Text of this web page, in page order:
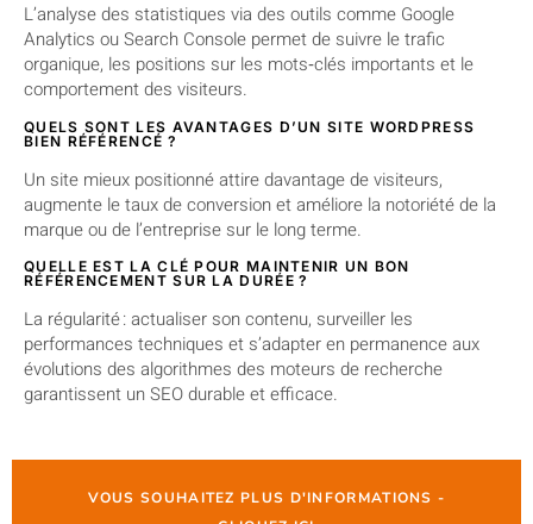
L’analyse des statistiques via des outils comme Google
Analytics ou Search Console permet de suivre le trafic
organique, les positions sur les mots‑clés importants et le
comportement des visiteurs.
QUELS SONT LES AVANTAGES D’UN SITE WORDPRESS
BIEN RÉFÉRENCÉ ?
Un site mieux positionné attire davantage de visiteurs,
augmente le taux de conversion et améliore la notoriété de la
marque ou de l’entreprise sur le long terme.
QUELLE EST LA CLÉ POUR MAINTENIR UN BON
RÉFÉRENCEMENT SUR LA DURÉE ?
La régularité : actualiser son contenu, surveiller les
performances techniques et s’adapter en permanence aux
évolutions des algorithmes des moteurs de recherche
garantissent un SEO durable et efficace.
VOUS SOUHAITEZ PLUS D'INFORMATIONS -